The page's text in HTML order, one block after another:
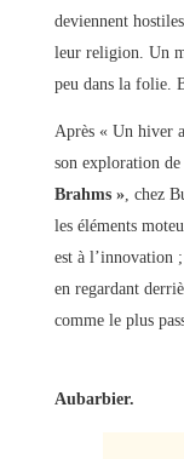
deviennent
leur religion. Un
peu dans la folie.
Après « Un hiver
son exploration
Brahms », chez
les éléments
est à l’innovation
en regardant
comme le plus
Aubarbier.